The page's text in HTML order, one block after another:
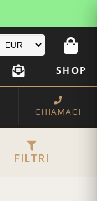
SHOP
CHIAMACI
FILTRI